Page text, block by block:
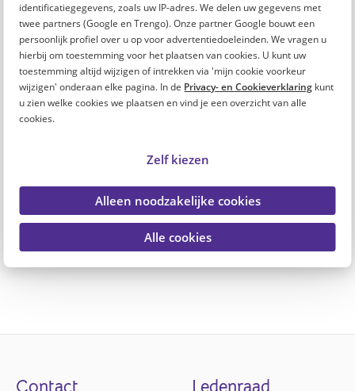
identificatiegegevens, zoals uw IP-adres. We delen uw gegevens met
twee partners (Google en Trengo). Onze partner Google bouwt een
persoonlijk profiel over u op voor advertentiedoeleinden. We vragen u
hierbij om toestemming voor het plaatsen van cookies. U kunt uw
toestemming altijd wijzigen of intrekken via 'mijn cookie voorkeur
wijzigen' onderaan elke pagina. In de Privacy- en Cookieverklaring kunt
u zien welke cookies we plaatsen en vind je een overzicht van alle
cookies.
Zelf kiezen
Alleen noodzakelijke cookies
Alle cookies
Op vrijdag 23 december maken we de winnaar op deze
pagina bekend. Ook ontvangt de winnaar per e-mail
bericht.
Lees hier de actievoorwaarden
Footer
Contact Ledenraad